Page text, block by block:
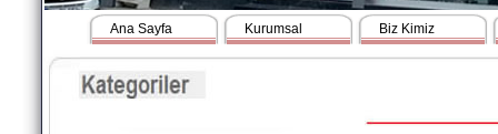
Ana Sayfa Kurumsal Biz Kimiz